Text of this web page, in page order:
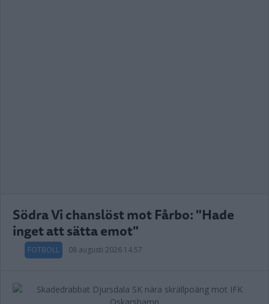
Södra Vi chanslöst mot Fårbo: "Hade
inget att sätta emot"
FOTBOLL 08 augusti 2026 14.57